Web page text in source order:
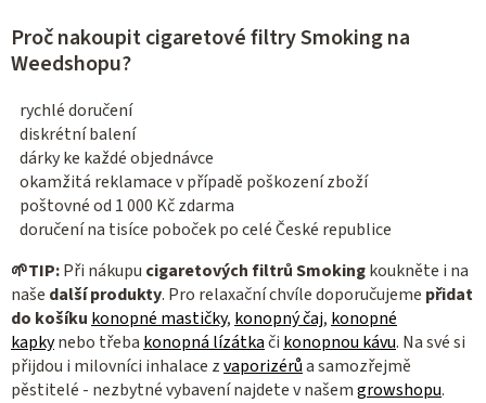
Proč nakoupit cigaretové filtry Smoking na
Weedshopu?
rychlé doručení
diskrétní balení
dárky ke každé objednávce
okamžitá reklamace v případě poškození zboží
poštovné od 1 000 Kč zdarma
doručení na tisíce poboček po celé České republice
🌱TIP:Při nákupu cigaretových filtrů Smokingkoukněte i na
naše další produkty. Pro relaxační chvíle doporučujeme přidat
do košíku konopné mastičky, konopný čaj, konopné
kapkynebo třeba konopná lízátkači konopnou kávu. Na své si
přijdou i milovníci inhalace zvaporizérůa samozřejmě
pěstitelé - nezbytné vybavení najdete v našemgrowshopu.